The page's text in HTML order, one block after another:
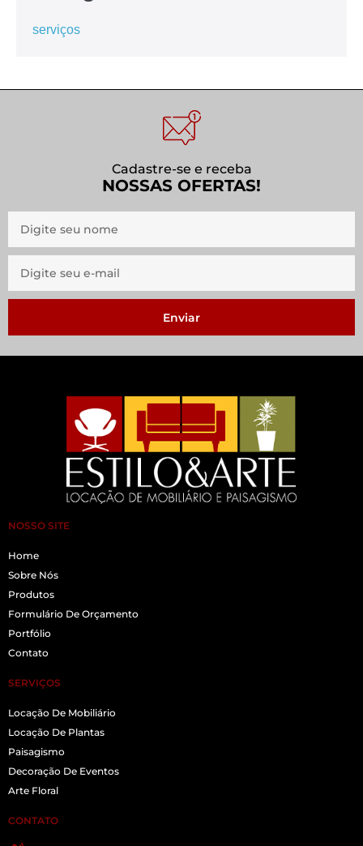
serviços
Cadastre-se e receba
NOSSAS OFERTAS!
Enviar
NOSSO SITE
Home
Sobre Nós
Produtos
Formulário De Orçamento
Portfólio
Contato
SERVIÇOS
Locação De Mobiliário
Locação De Plantas
Paisagismo
Decoração De Eventos
Arte Floral
CONTATO